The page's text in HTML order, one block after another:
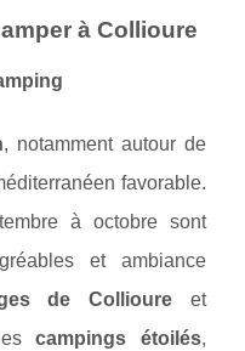
à Collioure
, notamment autour de
favorable.
à octobre sont
et ambiance
de Collioureet
campings étoilés,